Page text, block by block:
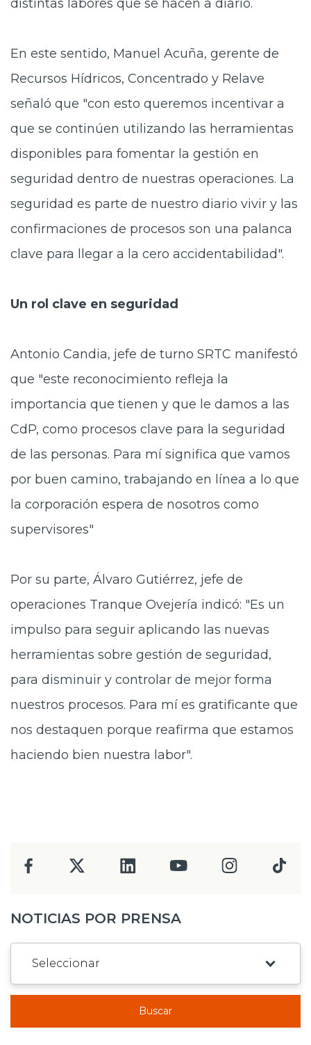
distintas labores que se hacen a diario.
En este sentido, Manuel Acuña, gerente de
Recursos Hídricos, Concentrado y Relave
señaló que "con esto queremos incentivar a
que se continúen utilizando las herramientas
disponibles para fomentar la gestión en
seguridad dentro de nuestras operaciones. La
seguridad es parte de nuestro diario vivir y las
confirmaciones de procesos son una palanca
clave para llegar a la cero accidentabilidad".
Un rol clave en seguridad
Antonio Candia, jefe de turno SRTC manifestó
que "este reconocimiento refleja la
importancia que tienen y que le damos a las
CdP, como procesos clave para la seguridad
de las personas. Para mí significa que vamos
por buen camino, trabajando en línea a lo que
la corporación espera de nosotros como
supervisores"
Por su parte, Álvaro Gutiérrez, jefe de
operaciones Tranque Ovejería indicó: "Es un
impulso para seguir aplicando las nuevas
herramientas sobre gestión de seguridad,
para disminuir y controlar de mejor forma
nuestros procesos. Para mí es gratificante que
nos destaquen porque reafirma que estamos
haciendo bien nuestra labor".
NOTICIAS POR PRENSA
Buscar